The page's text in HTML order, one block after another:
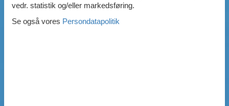
vedr. statistik og/eller markedsføring.
Se også vores Persondatapolitik